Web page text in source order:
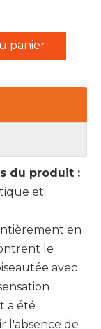
panier
du produit :
et
en
le
avec
a été
l'absence de